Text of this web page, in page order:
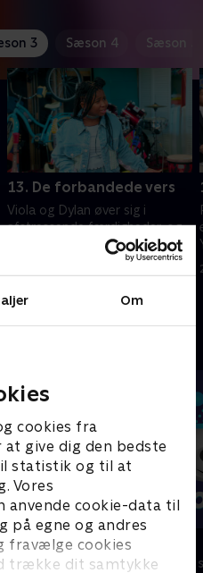
Om
cookies fra
give dig den bedste
statistik og til at
Vores
anvende cookie-data til
på egne og andres
fravælge cookies
trække dit samtykke
3 Sæson 4 Sæson 5
13. De forbandede vers
Viola og Dylan øver sig i
afstressende færdigheder, og
Charlie hjælper med at
planlægge Yasmines jubilæum
Olly & Lea
Børneserier • 1